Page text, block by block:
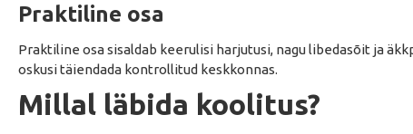
Praktiline osa
Praktiline osa sisaldab keerulisi harjutusi, nagu libedasõit ja
oskusi täiendada kontrollitud keskkonnas.
Millal läbida koolitus?